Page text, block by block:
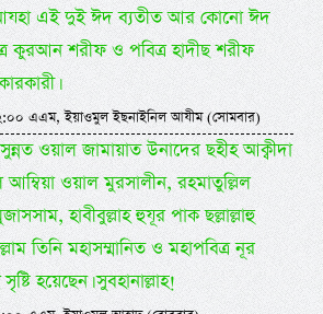
এই দুই ঈদ ব্যতীত আর কোনো ঈদ
কুরআন শরীফ ও পবিত্র হাদীছ শরীফ
এএম, ইয়াওমুল ইছনাইনিল আযীম (সোমবার)
ওয়াল জামায়াত উনাদের ছহীহ আক্বীদা
ওয়াল মুরসালীন, রহমাতুল্লিল
হাবীবুল্লাহ হুযূর পাক ছল্লাল্লাহু
তিনি মহাসম্মানিত ও মহাপবিত্র নূর
হয়েছেন। সুবহানাল্লাহ!